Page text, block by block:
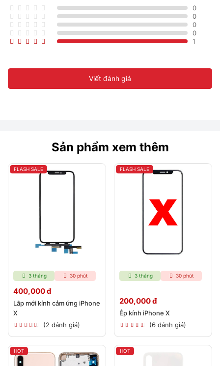
0
0
0
0
1
Viết đánh giá
Sản phẩm xem thêm
FLASH SALE
3 tháng 30 phút
400,000 đ
Lắp mới kính cảm ứng iPhone
X
(2 đánh giá)
FLASH SALE
3 tháng 30 phút
200,000 đ
Ép kính iPhone X
(6 đánh giá)
HOT HOT